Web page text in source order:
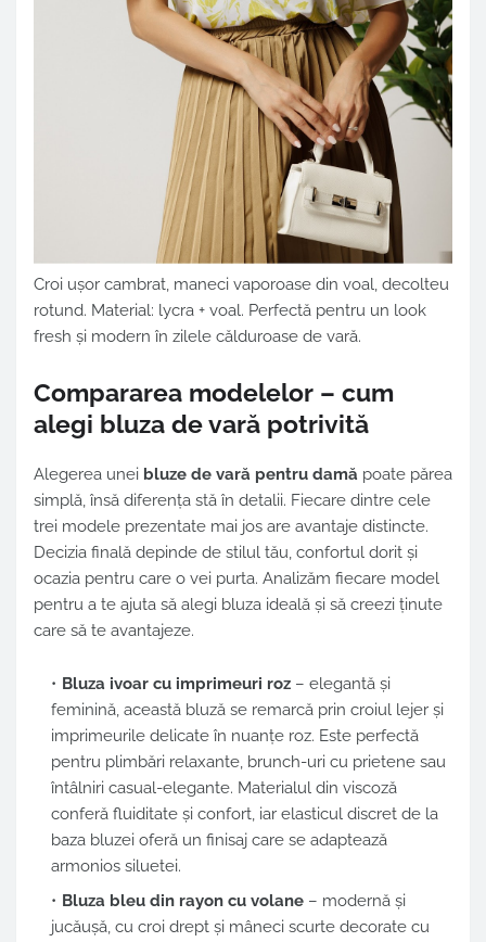
Croi ușor cambrat, maneci vaporoase din voal, decolteu
rotund. Material: lycra + voal. Perfectă pentru un look
fresh și modern în zilele călduroase de vară.
Compararea modelelor – cum
alegi bluza de vară potrivită
Alegerea unei bluze de vară pentru damă poate părea
simplă, însă diferența stă în detalii. Fiecare dintre cele
trei modele prezentate mai jos are avantaje distincte.
Decizia finală depinde de stilul tău, confortul dorit și
ocazia pentru care o vei purta. Analizăm fiecare model
pentru a te ajuta să alegi bluza ideală și să creezi ținute
care să te avantajeze.
Bluza ivoar cu imprimeuri roz – elegantă și
feminină, această bluză se remarcă prin croiul lejer și
imprimeurile delicate în nuanțe roz. Este perfectă
pentru plimbări relaxante, brunch-uri cu prietene sau
întâlniri casual-elegante. Materialul din viscoză
conferă fluiditate și confort, iar elasticul discret de la
baza bluzei oferă un finisaj care se adaptează
armonios siluetei.
Bluza bleu din rayon cu volane – modernă și
jucăușă, cu croi drept și mâneci scurte decorate cu